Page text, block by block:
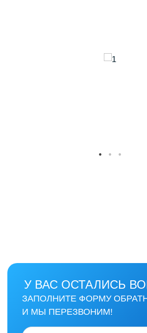
У ВАС ОСТАЛИСЬ
ЗАПОЛНИТЕ ФОРМУ
И МЫ ПЕРЕЗВОНИМ!